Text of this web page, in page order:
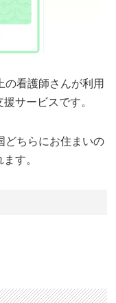
の看護師さんが利用
サービスです。
どちらにお住まいの
す。